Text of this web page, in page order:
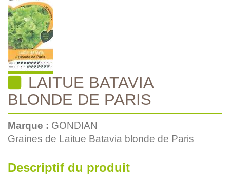
LAITUE BATAVIA
BLONDE DE PARIS
Marque : GONDIAN
Graines de Laitue Batavia blonde de Paris
Descriptif du produit